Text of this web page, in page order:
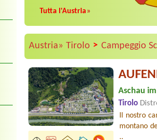
Tutta l'Austria »
Austria» Tirolo > Campeggio
Aschau
Tirolo
Il nostro
montano
..